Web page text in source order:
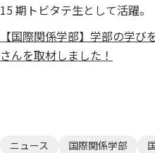
15 期トビタテ生として活躍。
【国際関係学部】学部の学
さんを取材しました！
ニュース 国際関係学部